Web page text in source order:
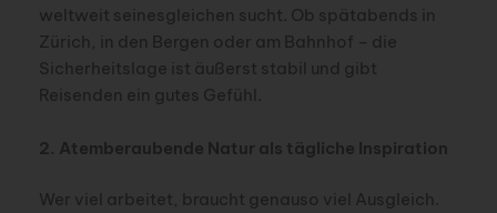
weltweit seinesgleichen sucht. Ob spätabends in
Zürich, in den Bergen oder am Bahnhof – die
Sicherheitslage ist äußerst stabil und gibt
Reisenden ein gutes Gefühl.
2. Atemberaubende Natur als tägliche Inspiration
Wer viel arbeitet, braucht genauso viel Ausgleich.